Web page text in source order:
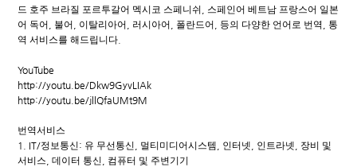
드 호주 브라질 포르투갈어 멕시코 스페니쉬
스페인어 베트남 프랑스어 일본
어 독어
불어 이탈리아어 러시아어 폴란드어 등의 다양한 언어로 번역
통
역 서비스를 해드립니다
YouTube
http://youtu.be/Dkw9GyvLIAk
http://youtu.be/jllQfaUMt9M
번역서비스
1. IT/정보통신: 유 무선통신 멀티미디어시스템 인터넷 인트라넷
장비 및
서비스 데이터 통신
컴퓨터 및 주변기기